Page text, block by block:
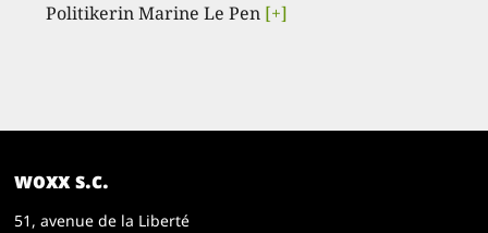
Politikerin Marine Le Pen [+]
woxx s.c.
51, avenue de la Liberté